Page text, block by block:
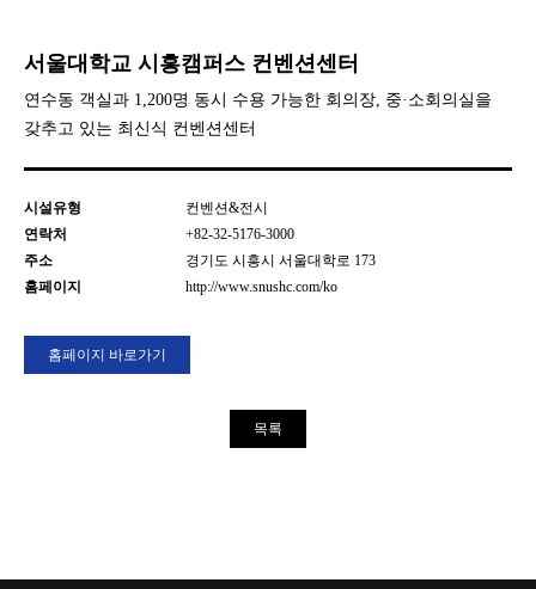
서울대학교 시흥캠퍼스 컨벤션센터
연수동 객실과 1,200명 동시 수용 가능한 회의장, 중·소회의실을
갖추고 있는 최신식 컨벤션센터
시설유형
컨벤션&전시
연락처
+82-32-5176-3000
주소
경기도 시흥시 서울대학로 173
홈페이지
http://www.snushc.com/ko
홈페이지 바로가기
목록